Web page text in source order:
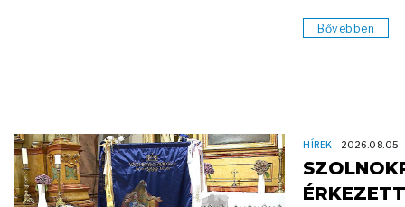
Bővebben
HÍREK 2026.08.05
ÉRKEZETT